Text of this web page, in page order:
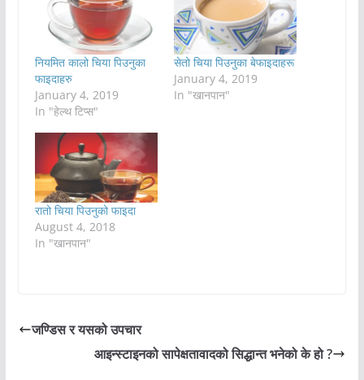
नियमित कालो चिया पिउनुका
फाइदाहरु
January 4, 2019
In "हेल्थ टिप्स"
सेतो चिया पिउनुका बेफाइदाहरू
January 4, 2019
In "खानपान"
रातो चिया पिउनुको फाइदा
August 4, 2018
In "खानपान"
जण्डिस र यसको उपचार
आइन्स्टाइनको सापेक्षतावादको सिद्धान्त भनेको के हो ?